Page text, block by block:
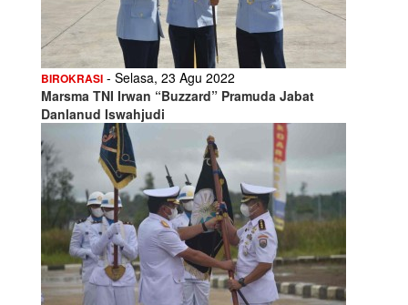
BIROKRASI - Selasa, 23 Agu 2022
Marsma TNI Irwan “Buzzard” Pramuda Jabat
Danlanud Iswahjudi